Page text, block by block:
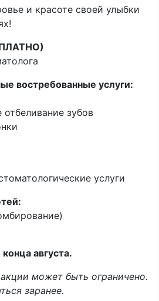
и красоте своей улыбки
востребованные услуги:
зубов
услуги
августа.
может быть ограничено.
заранее.